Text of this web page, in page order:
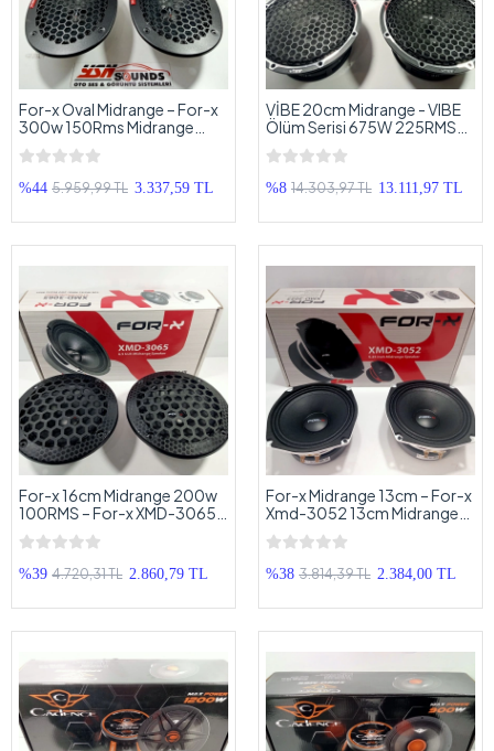
For-x Oval Midrange – For-x
300w 150Rms Midrange
Hoparlör – For-x XMD-3069
Prof Midrange
%44 5.959,99 TL 3.337,59 TL
VİBE 20cm Midrange - VIBE
Ölüm Serisi 675W 225RMS
Midrange 20cm - VIBE
BDPRO8M-V9 Blackdeath
Midrange
%8 14.303,97 TL 13.111,97 TL
For-x 16cm Midrange 200w
100RMS – For-x XMD-3065
Kapaklı Midrange Hoparlör
16cm
%39 4.720,31 TL 2.860,79 TL
For-x Midrange 13cm – For-x
Xmd-3052 13cm Midrange
Hoparlör
%38 3.814,39 TL 2.384,00 TL